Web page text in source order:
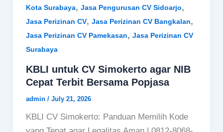
Kota Surabaya, Jasa Pengurusan CV Sidoarjo,
Jasa Perizinan CV, Jasa Perizinan CV Bangkalan,
Jasa Perizinan CV Pamekasan, Jasa Perizinan CV
Surabaya
KBLI untuk CV Simokerto agar NIB
Cepat Terbit Bersama Popjasa
admin / July 21, 2026
KBLI CV Simokerto: Panduan Memilih Kode